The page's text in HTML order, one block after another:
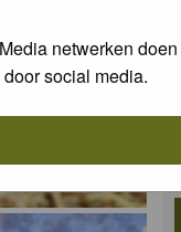
netwerken
social media.